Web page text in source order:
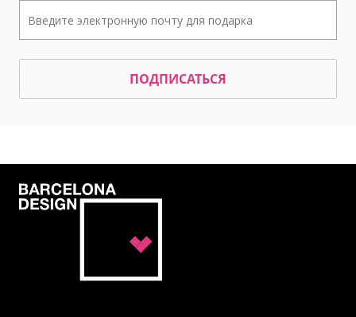
ПОДПИСАТЬСЯ